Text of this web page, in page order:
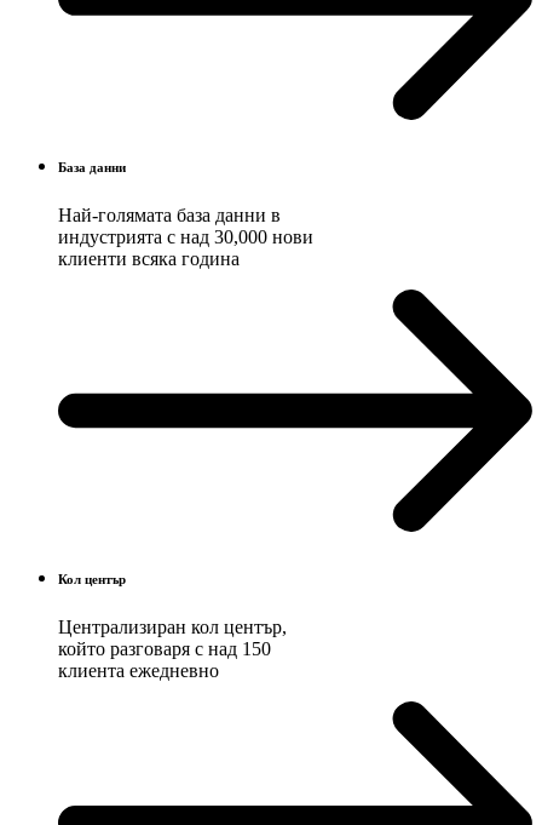
База данни
Най-голямата база данни в
индустрията с над 30,000 нови
клиенти всяка година
Кол център
Централизиран кол център,
който разговаря с над 150
клиента ежедневно